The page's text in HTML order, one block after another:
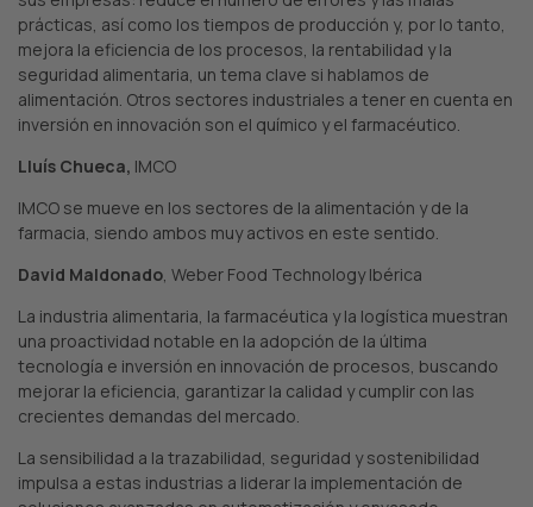
prácticas, así como los tiempos de producción y, por lo tanto,
mejora la eficiencia de los procesos, la rentabilidad y la
seguridad alimentaria, un tema clave si hablamos de
alimentación. Otros sectores industriales a tener en cuenta en
inversión en innovación son el químico y el farmacéutico.
Lluís Chueca, IMCO
IMCO se mueve en los sectores de la alimentación y de la
farmacia, siendo ambos muy activos en este sentido.
David Maldonado, Weber Food Technology Ibérica
La industria alimentaria, la farmacéutica y la logística muestran
una proactividad notable en la adopción de la última
tecnología e inversión en innovación de procesos, buscando
mejorar la eficiencia, garantizar la calidad y cumplir con las
crecientes demandas del mercado.
La sensibilidad a la trazabilidad, seguridad y sostenibilidad
impulsa a estas industrias a liderar la implementación de